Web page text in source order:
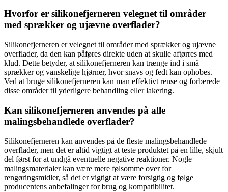
Hvorfor er silikonefjerneren velegnet til områder
med sprækker og ujævne overflader?
Silikonefjerneren er velegnet til områder med sprækker og ujævne
overflader, da den kan påføres direkte uden at skulle aftørres med
klud. Dette betyder, at silikonefjerneren kan trænge ind i små
sprækker og vanskelige hjørner, hvor snavs og fedt kan ophobes.
Ved at bruge silikonefjerneren kan man effektivt rense og forberede
disse områder til yderligere behandling eller lakering.
Kan silikonefjerneren anvendes på alle
malingsbehandlede overflader?
Silikonefjerneren kan anvendes på de fleste malingsbehandlede
overflader, men det er altid vigtigt at teste produktet på en lille, skjult
del først for at undgå eventuelle negative reaktioner. Nogle
malingsmaterialer kan være mere følsomme over for
rengøringsmidler, så det er vigtigt at være forsigtig og følge
producentens anbefalinger for brug og kompatibilitet.